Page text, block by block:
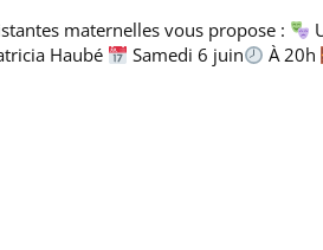
maternelles vous propose :
Haubé
Samedi 6 juin
À 20h